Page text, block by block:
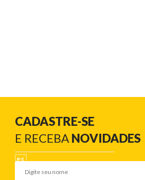
CADASTRE-SE
E RECEBA NOVIDADES